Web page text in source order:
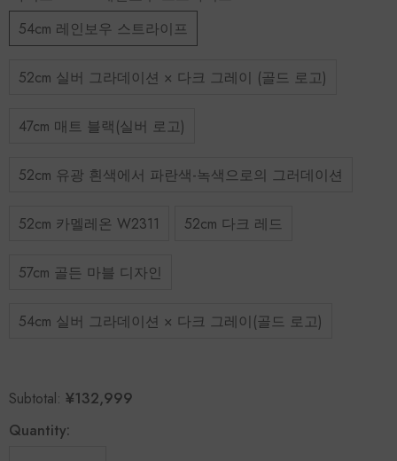
54cm 레인보우 스트라이프
52cm 실버 그라데이션 × 다크 그레이 (골드 로고)
47cm 매트 블랙(실버 로고)
52cm 유광 흰색에서 파란색-녹색으로의 그러데이션
52cm 카멜레온 W2311 52cm 다크 레드
57cm 골든 마블 디자인
54cm 실버 그라데이션 × 다크 그레이(골드 로고)
Subtotal: ¥132,999
Quantity: